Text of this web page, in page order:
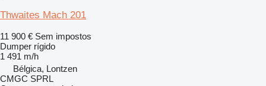
Thwaites Mach 201
11 900 € Sem impostos
Dumper rígido
1 491 m/h
Bélgica, Lontzen
CMGC SPRL